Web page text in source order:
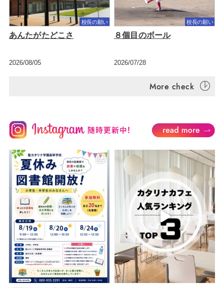
校長の願い
あんたがたどこさ
2026/08/05
校長の願い
８個目のボール
2026/07/28
More check